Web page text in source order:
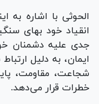
الحوثی با اشاره به
انقیاد خود بهای
جدی علیه دشمنان
ایمان، به دلیل
شجاعت، مقاومت،
خطرات قرار می‌دهد.